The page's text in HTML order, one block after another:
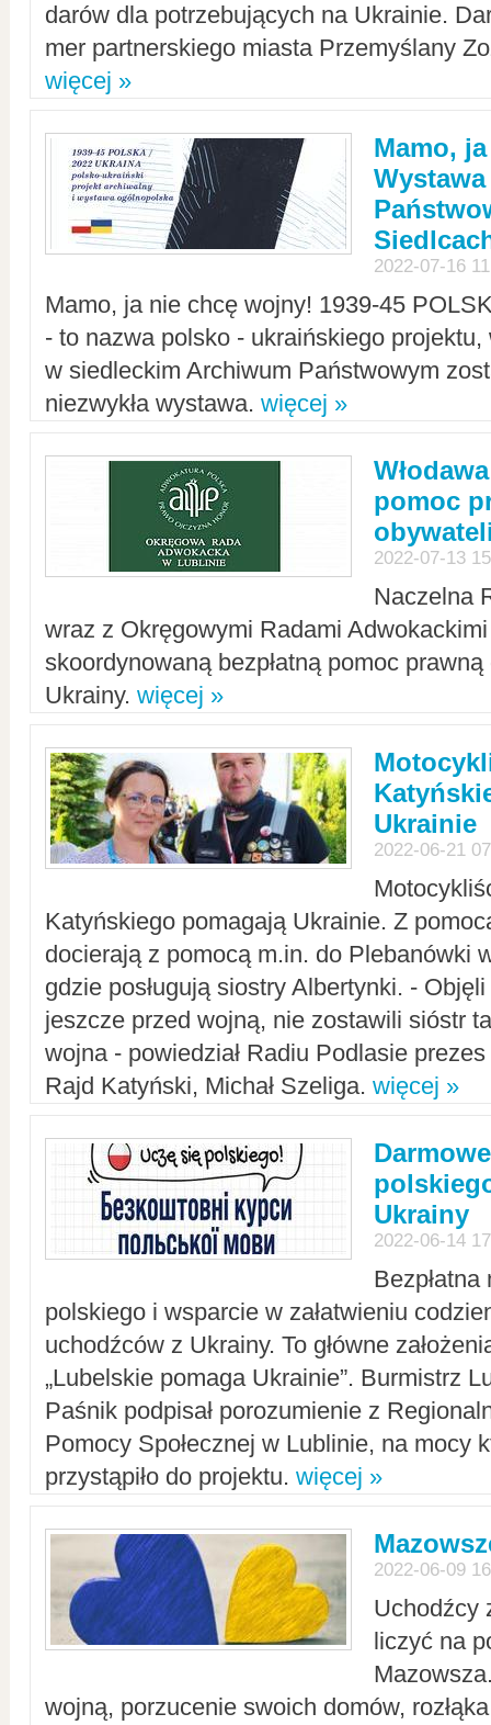
darów dla potrzebujących na Ukrainie.
mer partnerskiego miasta Przemyślany
więcej »
Mamo,
2022-07-16
Mamo, ja nie chcę wojny! 1939-45
- to nazwa polsko - ukraińskiego
w siedleckim Archiwum Państwowym
niezwykła wystawa. więcej »
pomoc
2022-07-13
Naczelna
wraz z Okręgowymi Radami Adwokackimi
skoordynowaną bezpłatną pomoc
Ukrainy. więcej »
Ukrainie
2022-06-21
Katyńskiego pomagają Ukrainie. Z
docierają z pomocą m.in. do Plebanówki
gdzie posługują siostry Albertynki. -
jeszcze przed wojną, nie zostawili sióstr
wojna - powiedział Radiu Podlasie
Rajd Katyński, Michał Szeliga. więcej »
Ukrainy
2022-06-14
polskiego i wsparcie w załatwieniu
uchodźców z Ukrainy. To główne
„Lubelskie pomaga Ukrainie”. Burmistrz
Paśnik podpisał porozumienie z
Pomocy Społecznej w Lublinie, na mocy
przystąpiło do projektu. więcej »
2022-06-09
Uchodźcy
liczyć na
wojną, porzucenie swoich domów,